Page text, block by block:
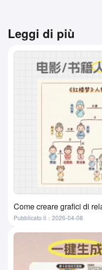
Leggi di più
Pubblicato il：2026-04-08